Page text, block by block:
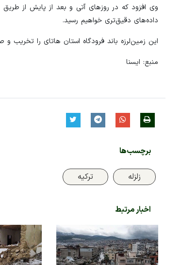
داده‌های دقیق‌تری خواهیم رسید.
این زمین‌لرزه باند فرودگاه استان هاتای را
منبع: ایسنا
برچسب‌ها
زلزله ترکیه
اخبار مرتبط